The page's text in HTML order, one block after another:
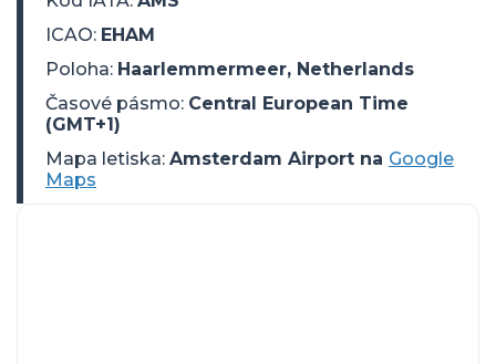
ICAO: EHAM
Poloha: Haarlemmermeer, Netherlands
Časové pásmo: Central European Time
(GMT+1)
Mapa letiska: Amsterdam Airport na Google
Maps